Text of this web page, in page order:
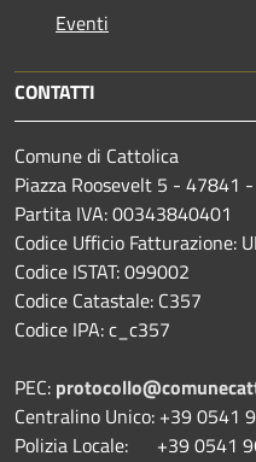
Eventi
CONTATTI
Comune di Cattolica
Piazza Roosevelt 5 - 47841
Partita IVA: 00343840401
Codice Ufficio Fatturazione:
Codice ISTAT: 099002
Codice Catastale: C357
Codice IPA: c_c357
PEC:
Centralino Unico: +39 0541
Polizia Locale: +39 0541